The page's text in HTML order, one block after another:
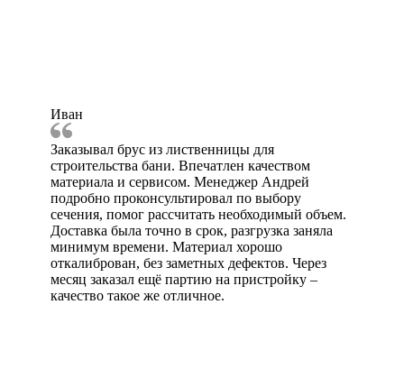
Иван
Заказывал брус из лиственницы для
строительства бани. Впечатлен качеством
материала и сервисом. Менеджер Андрей
подробно проконсультировал по выбору
сечения, помог рассчитать необходимый объем.
Доставка была точно в срок, разгрузка заняла
минимум времени. Материал хорошо
откалиброван, без заметных дефектов. Через
месяц заказал ещё партию на пристройку –
качество такое же отличное.